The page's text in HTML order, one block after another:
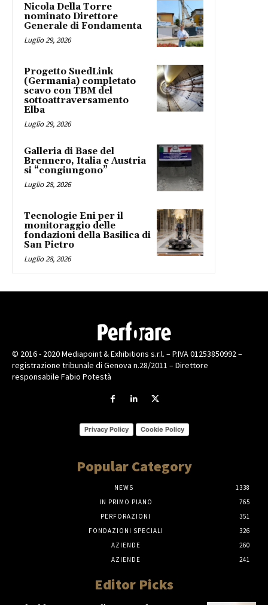
Nicola Della Torre
nominato Direttore
Generale di Fondamenta
Luglio 29, 2026
Progetto SuedLink
(Germania) completato
scavo con TBM del
sottoattraversamento
Elba
Luglio 29, 2026
Galleria di Base del
Brennero, Italia e Austria
si “congiungono”
Luglio 28, 2026
Tecnologie Eni per il
monitoraggio delle
fondazioni della Basilica di
San Pietro
Luglio 28, 2026
© 2016 - 2020 Mediapoint & Exhibitions s.r.l. – P.IVA 01253850992 –
registrazione tribunale di Genova n.28/2011 – Direttore
responsabile Fabio Potestà
Privacy Policy Cookie Policy
Popular Category
NEWS
1338
IN PRIMO PIANO
765
PERFORAZIONI
351
FONDAZIONI SPECIALI
326
AZIENDE
260
AZIENDE
241
Editor Picks